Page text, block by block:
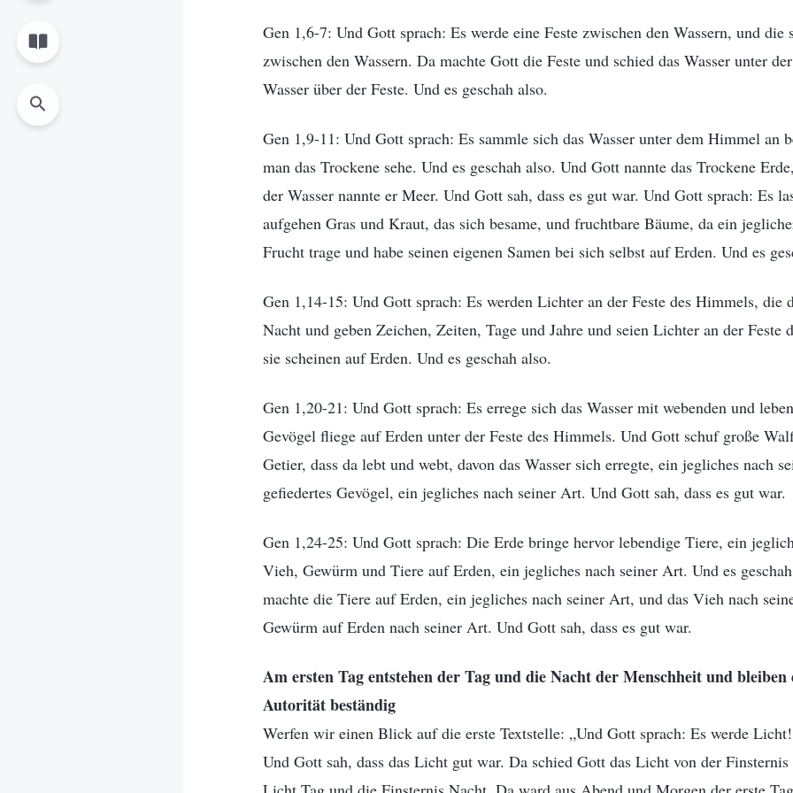
Gen 1,6-7: Und Gott sprach: Es werde eine Feste zwischen den Wassern, und die
zwischen den Wassern. Da machte Gott die Feste und schied das Wasser unter
Wasser über der Feste. Und es geschah also.
Gen 1,9-11: Und Gott sprach: Es sammle sich das Wasser unter dem Himmel an
man das Trockene sehe. Und es geschah also. Und Gott nannte das Trockene
der Wasser nannte er Meer. Und Gott sah, dass es gut war. Und Gott sprach: Es
aufgehen Gras und Kraut, das sich besame, und fruchtbare Bäume, da ein
Frucht trage und habe seinen eigenen Samen bei sich selbst auf Erden. Und es
Gen 1,14-15: Und Gott sprach: Es werden Lichter an der Feste des Himmels, die
Nacht und geben Zeichen, Zeiten, Tage und Jahre und seien Lichter an der Feste
sie scheinen auf Erden. Und es geschah also.
Gen 1,20-21: Und Gott sprach: Es errege sich das Wasser mit webenden und
Gevögel fliege auf Erden unter der Feste des Himmels. Und Gott schuf große
Getier, dass da lebt und webt, davon das Wasser sich erregte, ein jegliches nach
gefiedertes Gevögel, ein jegliches nach seiner Art. Und Gott sah, dass es gut war.
Gen 1,24-25: Und Gott sprach: Die Erde bringe hervor lebendige Tiere, ein
Vieh, Gewürm und Tiere auf Erden, ein jegliches nach seiner Art. Und es
machte die Tiere auf Erden, ein jegliches nach seiner Art, und das Vieh nach
Gewürm auf Erden nach seiner Art. Und Gott sah, dass es gut war.
Am ersten Tag entstehen der Tag und die Nacht der Menschheit und bleiben
Autorität beständig
Werfen wir einen Blick auf die erste Textstelle: „Und Gott sprach: Es werde
Und Gott sah, dass das Licht gut war. Da schied Gott das Licht von der Finsternis